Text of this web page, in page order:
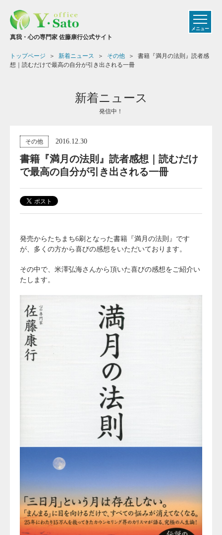
真我・心の専門家 佐藤康行公式サイト
メニュー
トップページ 新着ニュース その他
書籍『満月の法則』読者感
想｜読むだけで最高の自分が引き出される一冊
新着ニュース
発信中！
その他 2016.12.30
書籍『満月の法則』読者感想｜読むだけ
で最高の自分が引き出される一冊
発売からたちまち6刷となった書籍『満月の法則』です
が、多くの方から喜びの感想をいただいております。
その中で、米澤弘海さんから頂いた喜びの感想をご紹介い
たします。